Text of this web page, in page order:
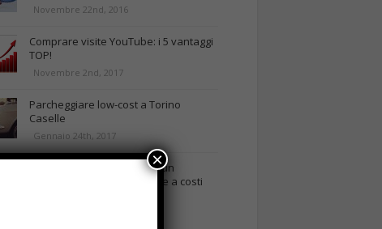
Novembre 22nd, 2016
Comprare visite YouTube: i 5 vantaggi
TOP!
Novembre 2nd, 2017
Parcheggiare low-cost a Torino
Caselle
Gennaio 24th, 2017
Consigli per intraprendere un
business on-line efficiente e a costi
×